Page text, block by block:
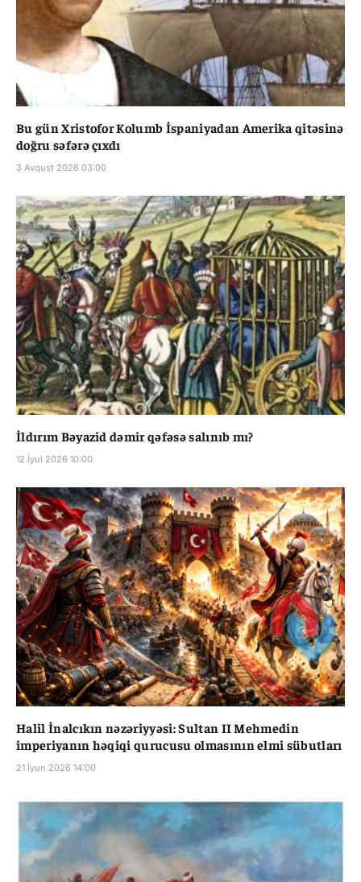
Bu gün Xristofor Kolumb İspaniyadan Amerika qitəsinə
doğru səfərə çıxdı
3 Avqust 2026 03:00
İldırım Bəyazid dəmir qəfəsə salınıb mı?
12 İyul 2026 10:00
Halil İnalcıkın nəzəriyyəsi: Sultan II Mehmedin
imperiyanın həqiqi qurucusu olmasının elmi sübutları
21 İyun 2026 14:00